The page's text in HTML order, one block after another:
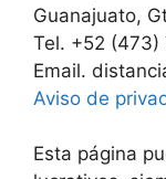
Guanajuato,
Tel. +52
Email.
Aviso de
Esta página